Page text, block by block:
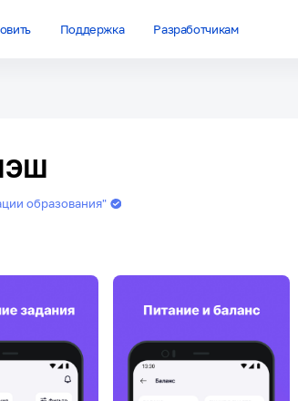
Поддержка Разработчикам
образования"